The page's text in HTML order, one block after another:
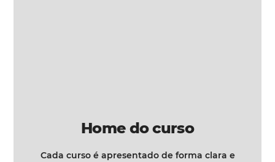
Home do curso
Cada curso é apresentado de forma clara e